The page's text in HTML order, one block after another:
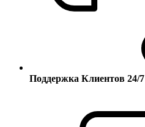
Поддержка Клиентов 24/7